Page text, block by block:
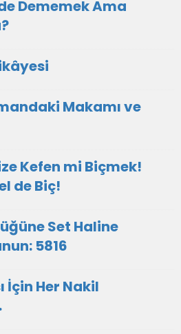
Dememek Ama
Makamı ve
Kefen mi Biçmek!
de Biç!
Set Haline
5816
İçin Her Nakil